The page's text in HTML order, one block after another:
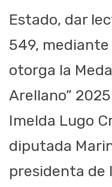
Estado, dar
549, mediante
otorga la
Arellano”
Imelda Lugo
diputada
presidenta de